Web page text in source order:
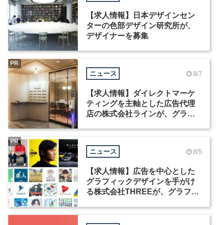
【求人情報】日本デザインセン
ターの色部デザイン研究所が、
デザイナーを募集
ニュース 8/7
【求人情報】ダイレクトマーケ
ティングを主軸とした広告代理
店の株式会社ラインが、グラフ
PR
ニュース 8/5
【求人情報】広告を中心とした
グラフィックデザインを手がけ
る株式会社THREEが、グラフィ
PR